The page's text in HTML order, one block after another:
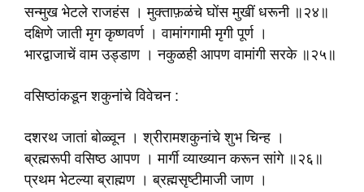
सन्मुख भेटले राजहंस । मुक्ताफ़ळंचे घोंस मुखीं धरूनी ॥२४॥
दक्षिणे जाती मृग कृष्णवर्ण । वामांगगामी मृगी पूर्ण ।
भारद्वाजाचें वाम उड्डाण । नकुळही आपण वामांगी सरके ॥२५॥
वसिष्ठांकडून शकुनांचे विवेचन :
दशरथ जातां बोळ्वून । श्रीरामशकुनांचे शुभ चिन्ह ।
ब्रह्मरूपी वसिष्ठ आपण । मार्गी व्याख्यान करून सांगे ॥२६॥
प्रथम भेटल्या ब्राह्मण । ब्रह्मसृष्टीमाजी जाण ।